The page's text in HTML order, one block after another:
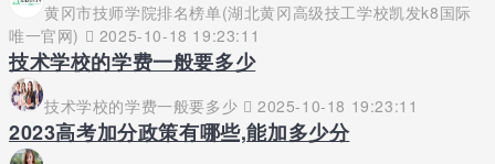
黄冈市技师学院排名榜单(湖北黄冈高级技工学校凯发k8国际
唯一官网)
2025-10-18 19:23:11
技术学校的学费一般要多少
技术学校的学费一般要多少 2025-10-18 19:23:11
2023高考加分政策有哪些,能加多少分